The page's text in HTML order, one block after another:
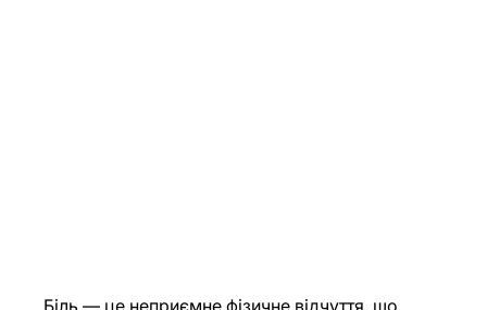
Біль — це неприємне фізичне відчуття, що